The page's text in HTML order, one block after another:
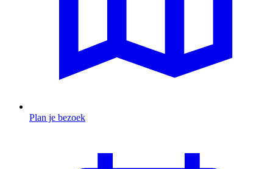
Plan je bezoek